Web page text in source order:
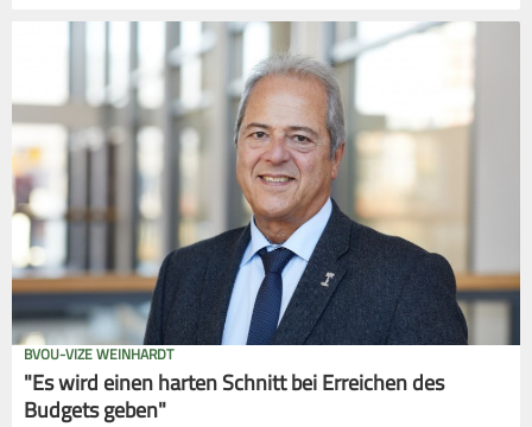
BVOU-VIZE WEINHARDT
"Es wird einen harten Schnitt bei Erreichen des
Budgets geben"